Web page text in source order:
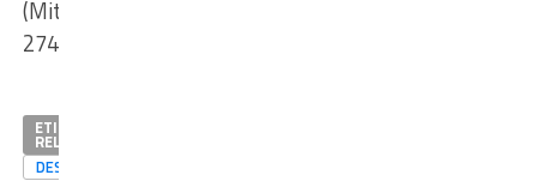
(Mitre
2740)
ETIQUETAS
RELACIONADAS
DESTACADAS